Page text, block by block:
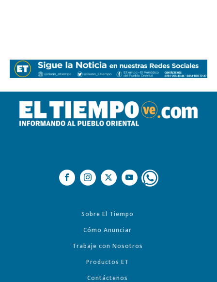
Sobre El Tiempo
Cómo Anunciar
Trabaje con Nosotros
Productos ET
Contáctenos